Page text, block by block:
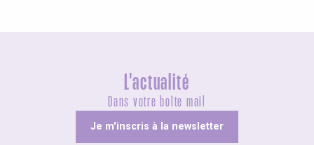
L'actualité
Dans votre boîte mail
Je m'inscris à la newsletter